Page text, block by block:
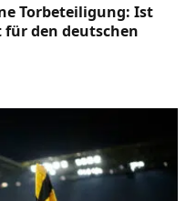
Torbeteiligung: Ist
für den deutschen